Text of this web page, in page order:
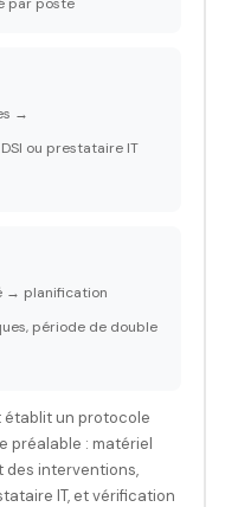
→
ou prestataire IT
→ planification
période de double
établit un protocole
préalable : matériel
des interventions,
IT, et vérification